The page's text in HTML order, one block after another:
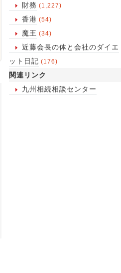
財務 (1,227)
香港 (54)
魔王 (34)
近藤会長の体と会社のダイエ
ット日記 (176)
関連リンク
九州相続相談センター